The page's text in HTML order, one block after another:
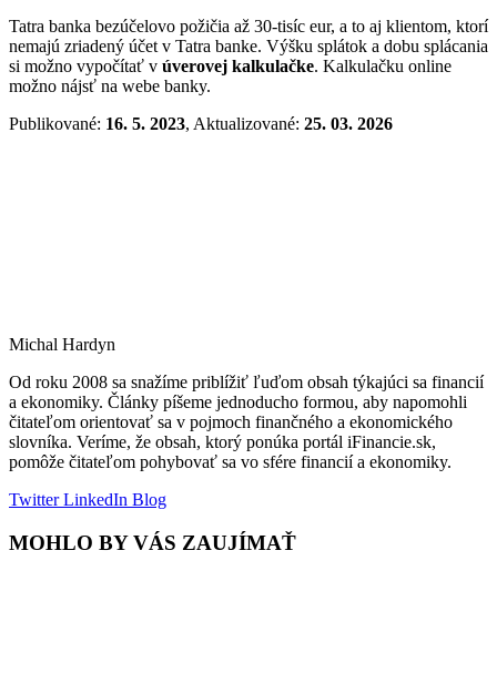
Tatra banka bezúčelovo požičia až 30-tisíc eur, a to aj klientom, ktorí
nemajú zriadený účet v Tatra banke. Výšku splátok a dobu splácania
si možno vypočítať v úverovej kalkulačke. Kalkulačku online
možno nájsť na webe banky.
Publikované: 16. 5. 2023, Aktualizované: 25. 03. 2026
Michal Hardyn
Od roku 2008 sa snažíme priblížiť ľuďom obsah týkajúci sa financií
a ekonomiky. Články píšeme jednoducho formou, aby napomohli
čitateľom orientovať sa v pojmoch finančného a ekonomického
slovníka. Veríme, že obsah, ktorý ponúka portál iFinancie.sk,
pomôže čitateľom pohybovať sa vo sfére financií a ekonomiky.
TwitterLinkedIn Blog
MOHLO BY VÁS ZAUJÍMAŤ